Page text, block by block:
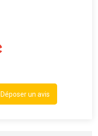
Déposer un avis